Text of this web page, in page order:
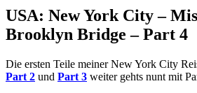
USA: New York City –
Brooklyn Bridge – Part 4
Die ersten Teile meiner New York City
Part 2 und Part 3 weiter gehts nunt mit